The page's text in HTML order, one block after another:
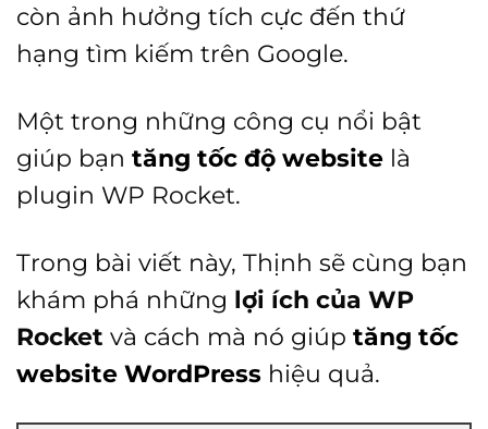
còn ảnh hưởng tích cực đến thứ
hạng tìm kiếm trên Google.
Một trong những công cụ nổi bật
giúp bạn tăng tốc độ website là
plugin WP Rocket.
Trong bài viết này, Thịnh sẽ cùng bạn
khám phá những lợi ích của WP
Rocket và cách mà nó giúp tăng tốc
website WordPress hiệu quả.